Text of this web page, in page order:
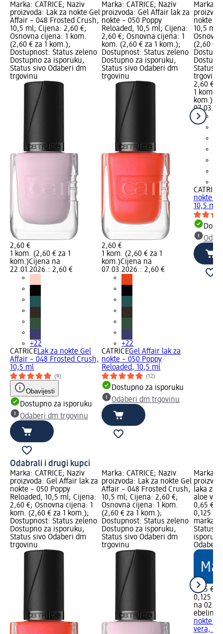
Marka: CATRICE; Naziv
proizvoda: Lak za nokte Gel
Affair – 048 Frosted Crush,
10,5 ml; Cijena: 2,60 €;
Osnovna cijena: 1 kom.
(2,60 € za 1 kom.);
Dostupnost: Status zeleno
Dostupno za isporuku,
Status sivo Odaberi dm
trgovinu
2,60 €
1 kom. (2,60 € za 1
kom.)Cijena na
22.01.2026.: 2,60 €
+22
CATRICELak za nokte Gel
Affair – 048 Frosted Crush,
10,5 ml
(9)
Obavijesti
Dostupno za isporuku
Odaberi dm trgovinu
Marka: CATRICE; Naziv
proizvoda: Gel Affair lak za
nokte – 050 Poppy
Reloaded, 10,5 ml; Cijena:
2,60 €; Osnovna cijena: 1
kom. (2,60 € za 1 kom.);
Dostupnost: Status zeleno
Dostupno za isporuku,
Status sivo Odaberi dm
trgovinu
2,60 €
1 kom. (2,60 € za 1
kom.)Cijena na
07.03.2026.: 2,60 €
+22
CATRICEGel Affair lak za
nokte – 050 Poppy
Reloaded, 10,5 ml
(12)
Dostupno za isporuku
Odaberi dm trgovinu
Marka:
nokte –
10,5 ml;
(2,60 €
Status
trgovinu
2,60 €
1 kom.
kom.)
CATRICE
nokte –
10,5 ml
Odabrali i drugi kupci
Marka: CATRICE; Naziv
proizvoda: Gel Affair lak za
nokte – 050 Poppy
Reloaded, 10,5 ml; Cijena:
2,60 €; Osnovna cijena: 1
kom. (2,60 € za 1 kom.);
Dostupnost: Status zeleno
Dostupno za isporuku,
Status sivo Odaberi dm
trgovinu
Marka: CATRICE; Naziv
proizvoda: Lak za nokte Gel
Affair – 048 Frosted Crush,
10,5 ml; Cijena: 2,60 €;
Osnovna cijena: 1 kom.
(2,60 € za 1 kom.);
Dostupnost: Status zeleno
Dostupno za isporuku,
Status sivo Odaberi dm
trgovinu
Marka:
laka za
aloe
0,65 €;
0,125 l
marka
Status
Odaberi
0,65 €
0,125 l
na
ebelin
nokte s
vera,